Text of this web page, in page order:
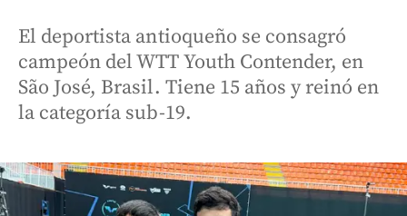
El deportista antioqueño se consagró
campeón del WTT Youth Contender, en
São José, Brasil. Tiene 15 años y reinó en
la categoría sub-19.